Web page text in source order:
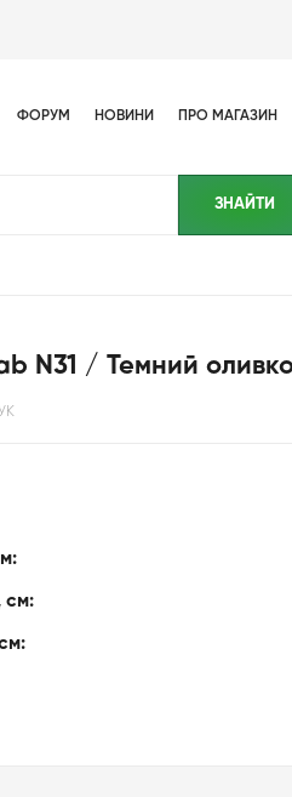
ФОРУМ НОВИНИ ПРО МАГАЗИН
N31 / Темний
см: